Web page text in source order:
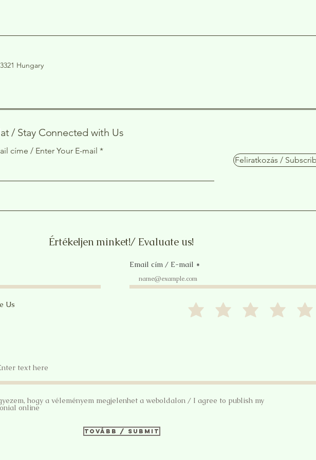
Hungary
/ Stay Connected with Us
címe / Enter Your E-mail
Feliratkozás /
Értékeljen minket!/ Evaluate us!
Email cím / E-mail
Us
hogy a véleményem megjelenhet a weboldalon / I agree to publish my
online
Tovább / Submit